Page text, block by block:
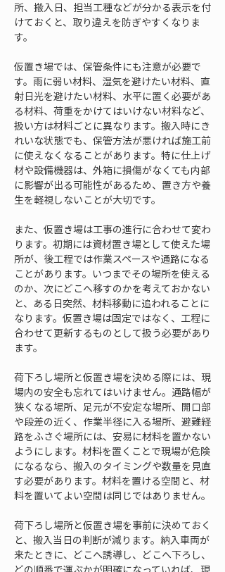
所、搬入日、担当工種などが分かる表示を付
けておくと、取り違えを防ぎやすくなりま
す。
仮置き場では、保管条件にも注意が必要で
す。雨に弱い材料、湿気を避けたい材料、直
射日光を避けたい材料、水平に置く必要があ
る材料、荷重をかけてはいけない材料など、
扱い方は材料ごとに異なります。搬入時にき
れいな状態でも、保管方法が悪ければ施工前
に使えなくなることがあります。特に仕上げ
材や設備機器は、外箱に損傷がなくても内部
に影響が出る可能性があるため、置き方や養
生を軽視しないことが大切です。
また、仮置き場は工事の進行に合わせて変わ
ります。初期には資材置き場として使えた場
所が、後工程では作業スペースや通路になる
ことがあります。いつまでその場所を使える
のか、次にどこへ移すのかを考えておかない
と、ある日突然、材料移動に追われることに
なります。仮置き場は固定ではなく、工程に
合わせて更新するものとして扱う必要があり
ます。
荷下ろし場所と仮置き場を決める際には、現
場内の安全も忘れてはいけません。通路幅が
狭くなる場所、足元が不安定な場所、開口部
や段差の近く、作業半径に入る場所、避難経
路をふさぐ場所には、安易に材料を置かない
ようにします。材料を置くことで現場が危険
になるなら、搬入のタイミングや数量を見直
す必要があります。材料を置ける空間と、材
料を置いてよい空間は同じではありません。
荷下ろし場所と仮置き場を事前に決めておく
と、搬入当日の判断が減ります。納入車両が
来たときに、どこへ誘導し、どこへ下ろし、
どの順番で運ぶかが明確になっていれば、現